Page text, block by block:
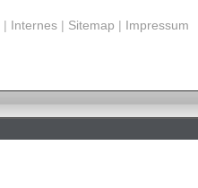
| Internes | Sitemap | Impressum